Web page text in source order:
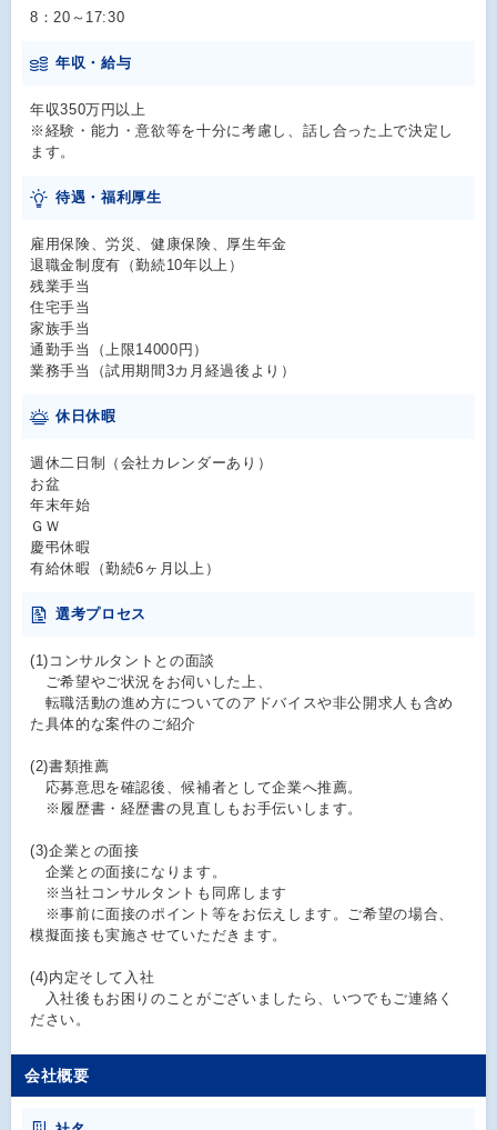
8：20～17:30
年収・給与
年収350万円以上
※経験・能力・意欲等を十分に考慮し、話し合った上で決定し
ます。
待遇・福利厚生
雇用保険、労災、健康保険、厚生年金
退職金制度有（勤続10年以上）
残業手当
住宅手当
家族手当
通勤手当（上限14000円）
業務手当（試用期間3カ月経過後より）
休日休暇
週休二日制（会社カレンダーあり）
お盆
年末年始
ＧＷ
慶弔休暇
有給休暇（勤続6ヶ月以上）
選考プロセス
(1)コンサルタントとの面談
ご希望やご状況をお伺いした上、
転職活動の進め方についてのアドバイスや非公開求人も含め
た具体的な案件のご紹介
(2)書類推薦
応募意思を確認後、候補者として企業へ推薦。
※履歴書・経歴書の見直しもお手伝いします。
(3)企業との面接
企業との面接になります。
※当社コンサルタントも同席します
※事前に面接のポイント等をお伝えします。ご希望の場合、
模擬面接も実施させていただきます。
(4)内定そして入社
入社後もお困りのことがございましたら、いつでもご連絡く
ださい。
会社概要